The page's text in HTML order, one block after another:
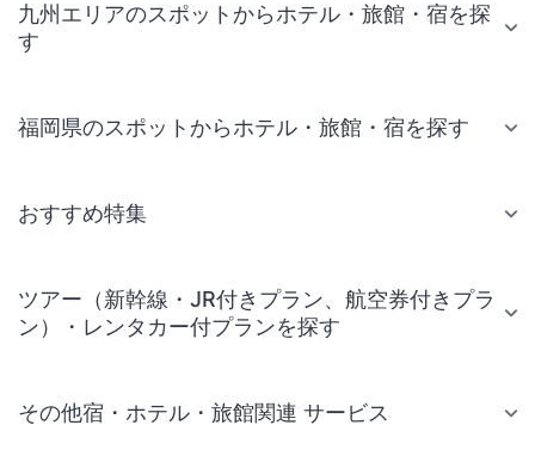
九州エリアのスポットからホテル・旅館・宿を探
す
福岡県のスポットからホテル・旅館・宿を探す
おすすめ特集
ツアー（新幹線・JR付きプラン、航空券付きプラ
ン）・レンタカー付プランを探す
その他宿・ホテル・旅館関連 サービス